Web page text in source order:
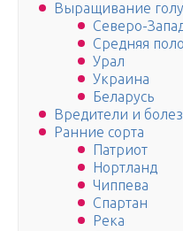
Выращивание
Северо-
Средняя
Урал
Украина
Беларусь
Вредители и
Ранние сорта
Патриот
Нортланд
Чиппева
Спартан
Река